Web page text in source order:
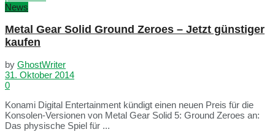
News
Metal Gear Solid Ground Zeroes – Jetzt günstiger
kaufen
by GhostWriter
31. Oktober 2014
0
Konami Digital Entertainment kündigt einen neuen Preis für die
Konsolen-Versionen von Metal Gear Solid 5: Ground Zeroes an:
Das physische Spiel für ...